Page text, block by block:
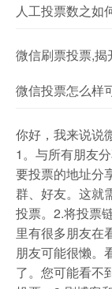
人工投票数之如
微信刷票投票,揭
微信投票怎么样
你好，我来说说
1。与所有朋友
要投票的地址分
群、好友。这就
投票。2.将投票
里有很多朋友在
朋友可能很懒。
了。您可能看不